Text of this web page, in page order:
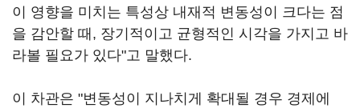
이 영향을 미치는 특성상 내재적 변동성이 크다는 점
을 감안할 때, 장기적이고 균형적인 시각을 가지고 바
라볼 필요가 있다"고 말했다.
이 차관은 "변동성이 지나치게 확대될 경우 경제에